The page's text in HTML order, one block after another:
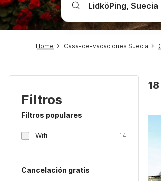
Home Casa-de-vacaciones Suecia
Filtros
Filtros populares
Wifi 14
Cancelación gratis